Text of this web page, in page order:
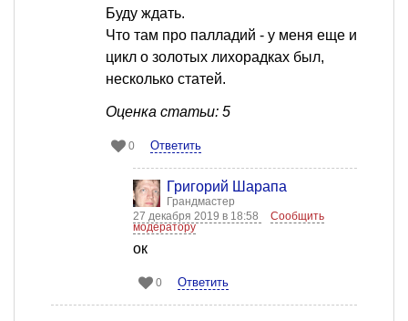
Буду ждать.
Что там про палладий - у меня еще и
цикл о золотых лихорадках был,
несколько статей.
Оценка статьи: 5
0 Ответить
Григорий Шарапа
Грандмастер
27 декабря 2019 в 18:58
Сообщить
модератору
ок
0 Ответить